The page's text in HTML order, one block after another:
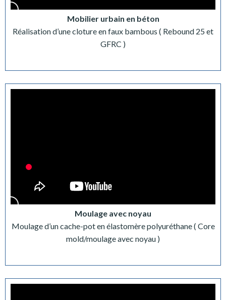
Mobilier urbain en béton
Réalisation d’une cloture en faux bambous ( Rebound 25 et
GFRC )
Moulage avec noyau
Moulage d’un cache-pot en élastomère polyuréthane ( Core
mold/moulage avec noyau )